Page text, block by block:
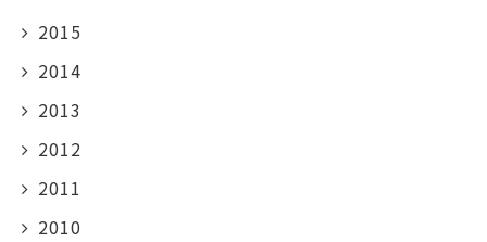
2015
2014
2013
2012
2011
2010